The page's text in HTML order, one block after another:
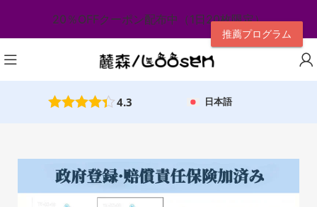
推薦プログラム
20％OFFクーポン配布中（1日20枚限定）
4.3 日本語